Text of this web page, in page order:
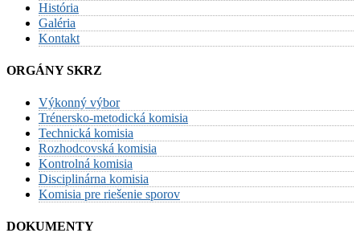
História
Galéria
Kontakt
ORGÁNY SKRZ
Výkonný výbor
Trénersko-metodická komisia
Technická komisia
Rozhodcovská komisia
Kontrolná komisia
Disciplinárna komisia
Komisia pre riešenie sporov
DOKUMENTY